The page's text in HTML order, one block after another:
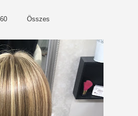
Összes